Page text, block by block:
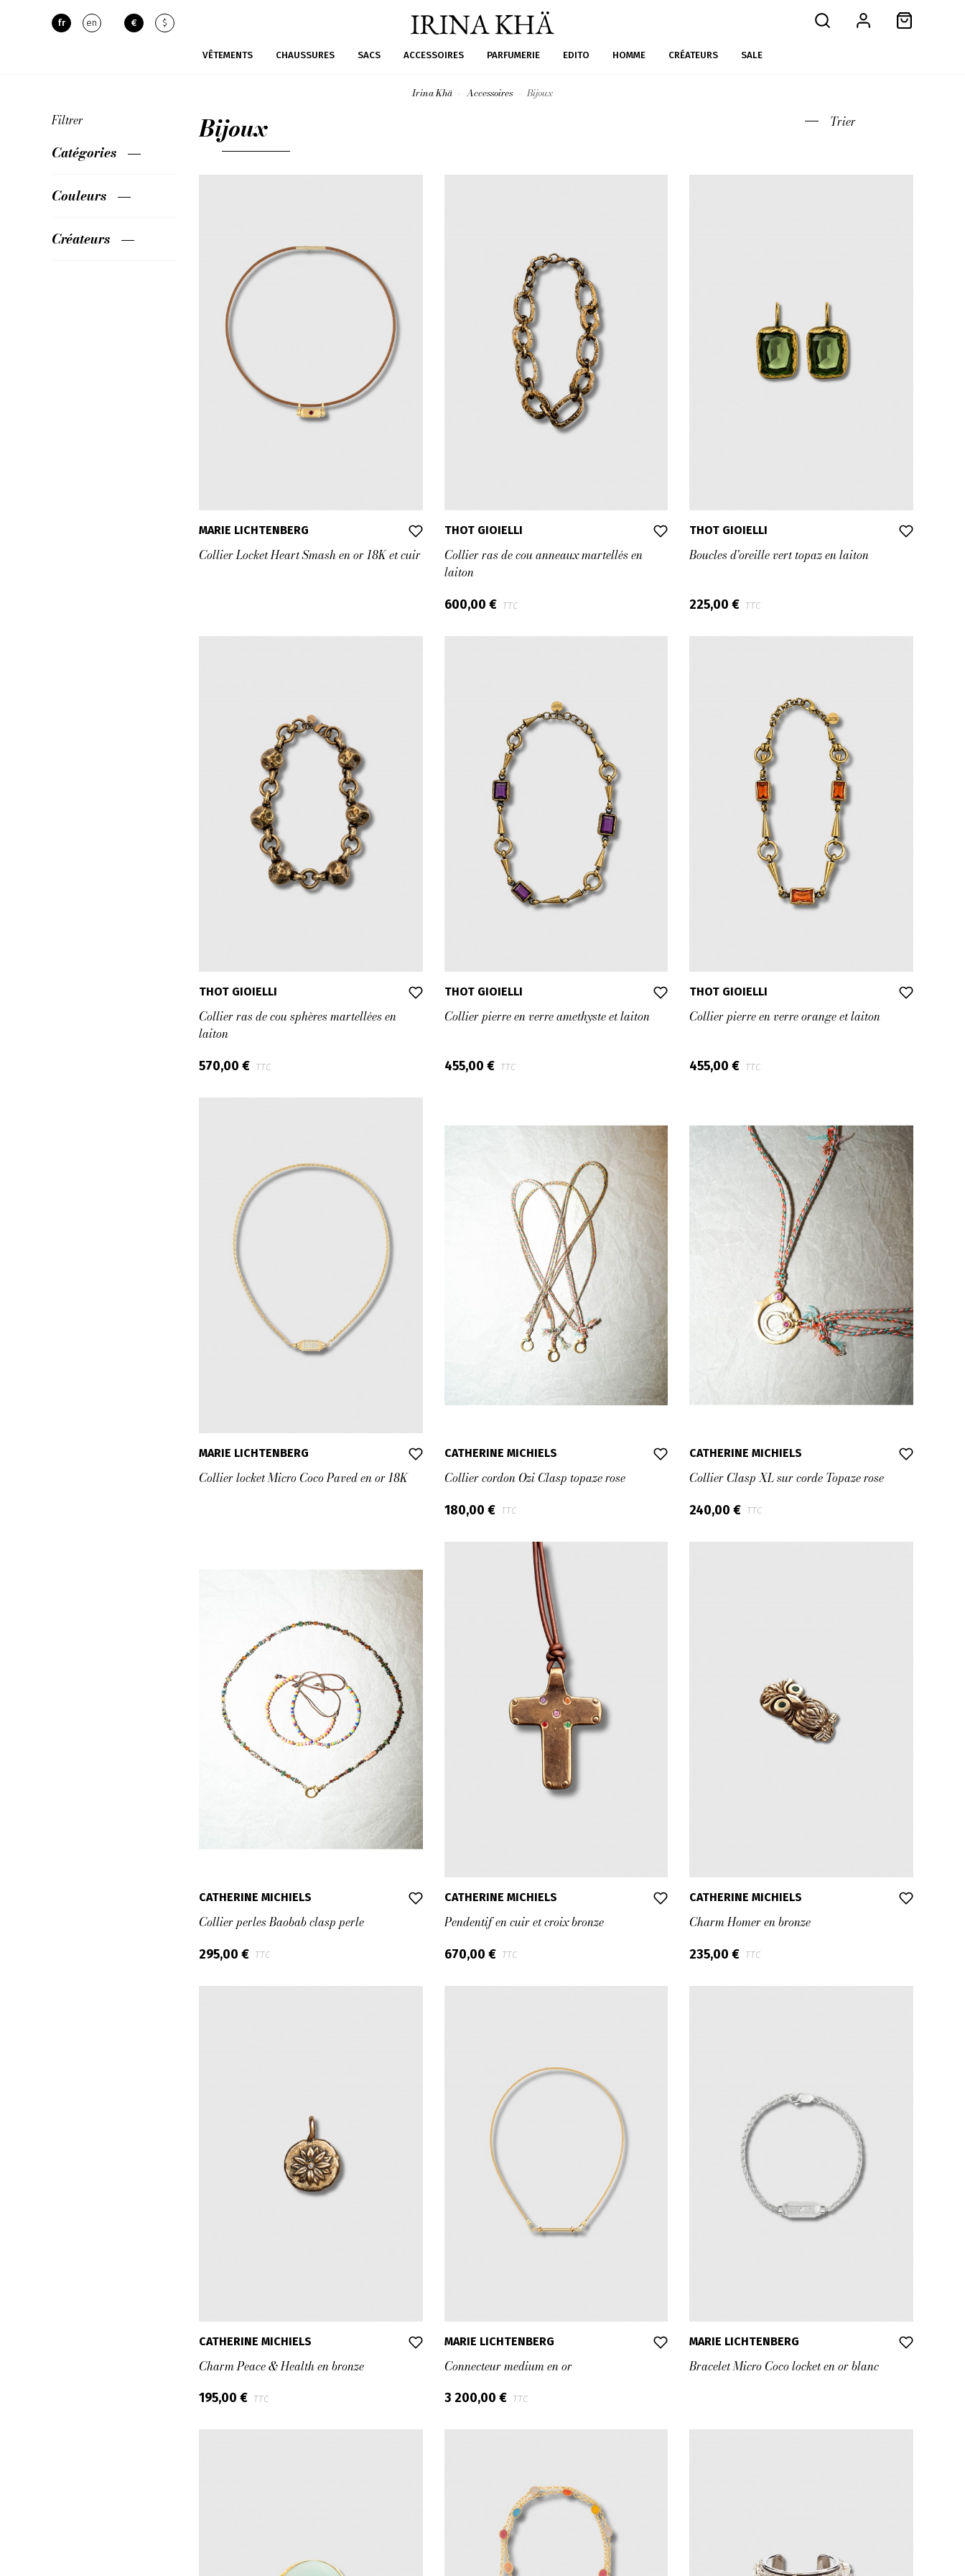
fr en € $
VÊTEMENTS CHAUSSURES SACS ACCESSOIRES PARFUMERIE EDITO HOMME CRÉATEURS SALE
Irina Khä Accessoires Bijoux
Filtrer
Catégories
Couleurs
Créateurs
Bijoux
MARIE LICHTENBERG
Collier Locket Heart Smash en or 18K et cuir
THOT GIOIELLI
Collier ras de cou anneaux martellés en
laiton
600,00 € TTC
THOT GIOIELLI
Boucles d'oreille vert topaz en laiton
225,00 € TTC
THOT GIOIELLI
Collier ras de cou sphères martellées en
laiton
570,00 € TTC
THOT GIOIELLI
Collier pierre en verre amethyste et laiton
455,00 € TTC
THOT GIOIELLI
Collier pierre en verre orange et laiton
455,00 € TTC
MARIE LICHTENBERG
Collier locket Micro Coco Paved en or 18K
CATHERINE MICHIELS
Collier cordon Ozi Clasp topaze rose
180,00 € TTC
CATHERINE MICHIELS
Collier Clasp XL sur corde Topaze rose
240,00 € TTC
CATHERINE MICHIELS
Collier perles Baobab clasp perle
295,00 € TTC
CATHERINE MICHIELS
Pendentif en cuir et croix bronze
670,00 € TTC
CATHERINE MICHIELS
Charm Homer en bronze
235,00 € TTC
CATHERINE MICHIELS
Charm Peace & Health en bronze
195,00 € TTC
MARIE LICHTENBERG
Connecteur medium en or
3 200,00 € TTC
MARIE LICHTENBERG
Bracelet Micro Coco locket en or blanc